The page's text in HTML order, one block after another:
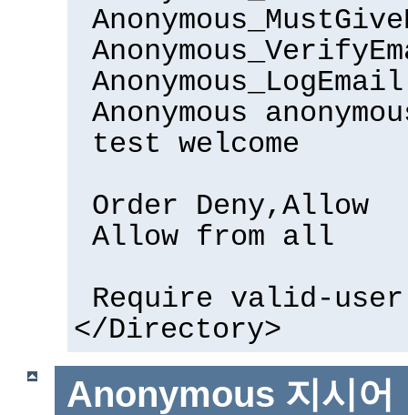
Anonymous
test welcome
Order Deny,Allow
Allow from all
Require valid-user
</Directory>
Anonymous 지시어